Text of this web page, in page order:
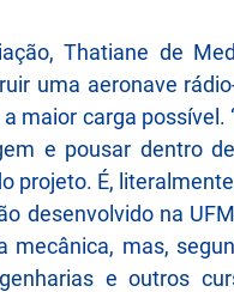
Thatiane de
uma aeronave
maior carga
e pousar dentro
projeto. É,
desenvolvido na
mecânica, mas,
e outros